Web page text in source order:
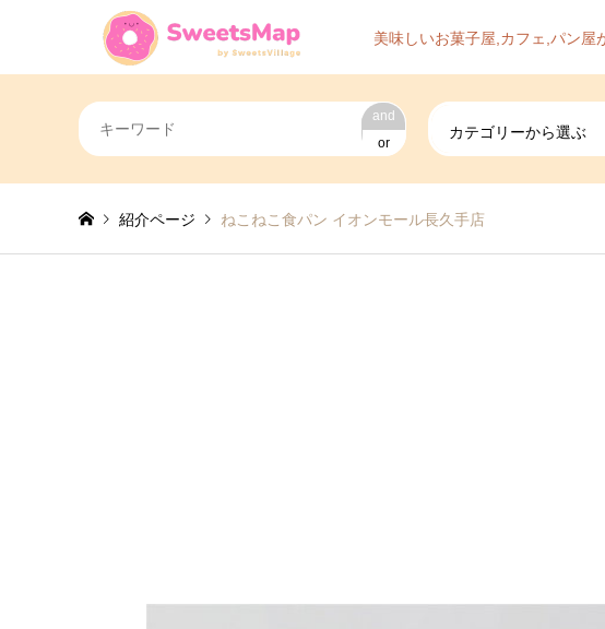
美味しいお菓子屋,カフェ,パン屋
and
or
カテゴリーから選ぶ
紹介ページ ねこねこ食パン イオンモール長久手店